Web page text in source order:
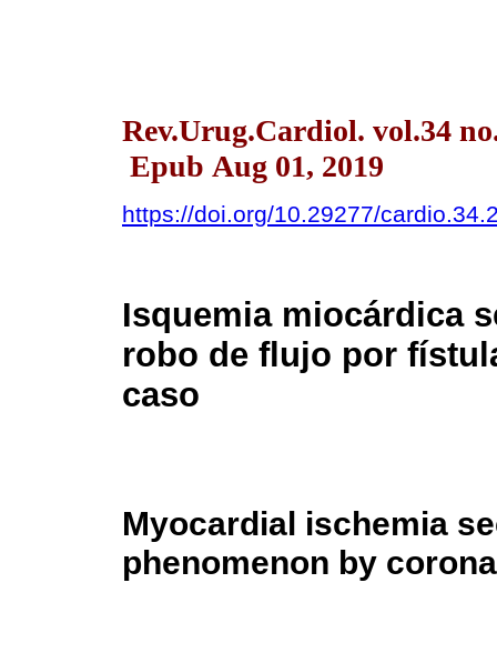
Rev.Urug.Cardiol. vol.34
Epub Aug 01, 2019
https://doi.org/10.29277/
Isquemia miocárdica
robo de flujo por
caso
Myocardial ischemia
phenomenon by